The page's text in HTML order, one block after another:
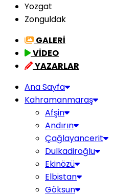
Yozgat
Zonguldak
GALERİ
VİDEO
YAZARLAR
Ana Sayfa
Kahramanmaraş
Afşin
Andırın
Çağlayancerit
Dulkadiroğlu
Ekinözü
Elbistan
Göksun